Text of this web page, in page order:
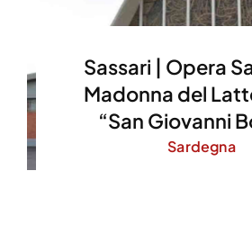
Sassari | Opera
Madonna del
“San Giovanni
Sardegna